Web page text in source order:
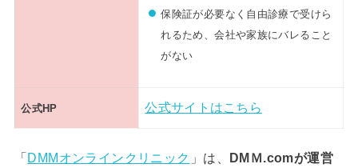
保険証が必要なく自由診療で受けら
れるため、会社や家族にバレること
がない
公式HP 公式サイトはこちら
「DMMオンラインクリニック 」は、 DMＭ.comが運営